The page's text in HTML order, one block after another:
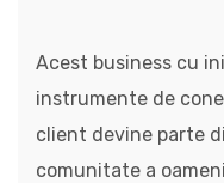
Acest business cu
instrumente de
client devine parte
comunitate a